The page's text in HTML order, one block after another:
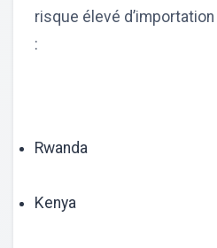
risque élevé
:
Rwanda
Kenya